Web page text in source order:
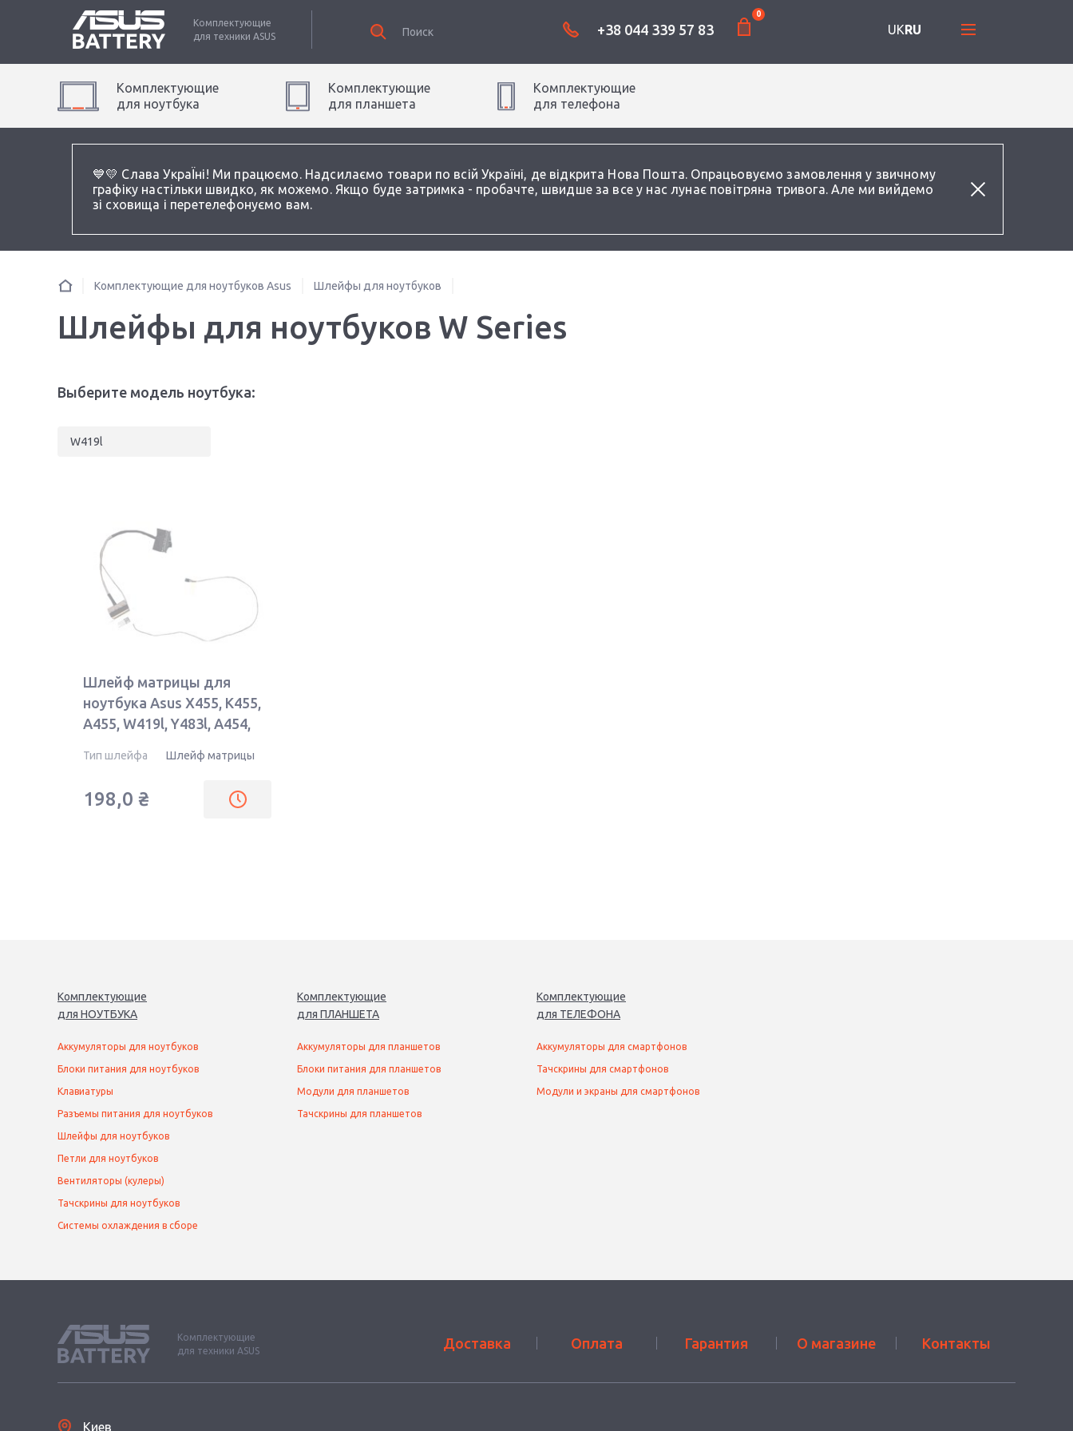
💙💛 Слава УкраЇні! Ми працюємо. Надсилаємо товари по всій Україні, де відкрита Нова Пошта. Опрацьовуємо замовлення у звичному
графіку настільки швидко, як можемо. Якщо буде затримка - пробачте, швидше за все у нас лунає повітряна тривога. Але ми вийдемо
зі сховища і перетелефонуємо вам.
Комплектующие
для техники ASUS +38 044 339 57 83
0
UKRU
Комплектующие
для ноутбука
Комплектующие
для планшета
Комплектующие
для телефона
Комплектующие для ноутбуков Asus Шлейфы для ноутбуков
Шлейфы для ноутбуков W Series
Выберите модель ноутбука:
W419l
Шлейф матрицы для
ноутбука Asus X455, K455,
A455, W419l, Y483l, A454,
Тип шлейфа Шлейф матрицы
198,0 ₴
Комплектующие
для НОУТБУКА
Аккумуляторы для ноутбуков
Блоки питания для ноутбуков
Клавиатуры
Разъемы питания для ноутбуков
Шлейфы для ноутбуков
Петли для ноутбуков
Вентиляторы (кулеры)
Тачскрины для ноутбуков
Системы охлаждения в сборе
Комплектующие
для ПЛАНШЕТА
Аккумуляторы для планшетов
Блоки питания для планшетов
Модули для планшетов
Тачскрины для планшетов
Комплектующие
для ТЕЛЕФОНА
Аккумуляторы для смартфонов
Тачскрины для смартфонов
Модули и экраны для смартфонов
Комплектующие
для техники ASUS
Доставка Оплата Гарантия О магазине Контакты
Киев